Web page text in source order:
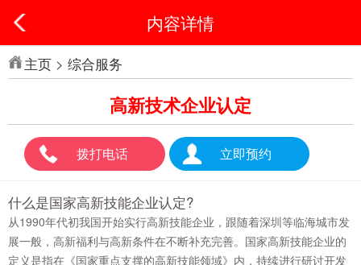
内容详情
主页 > 综合服务
高新技术企业认定
拨打电话 立即预约
什么是国家高新技能企业认定?
从1990年代初我国开始实行高新技能企业，跟随着深圳等临海城市发
展一般，高新福利与高新条件在不断补充完善。国家高新技能企业的
定义是指在《国家重点支撑的高新技能领域》内，持续进行研讨开发